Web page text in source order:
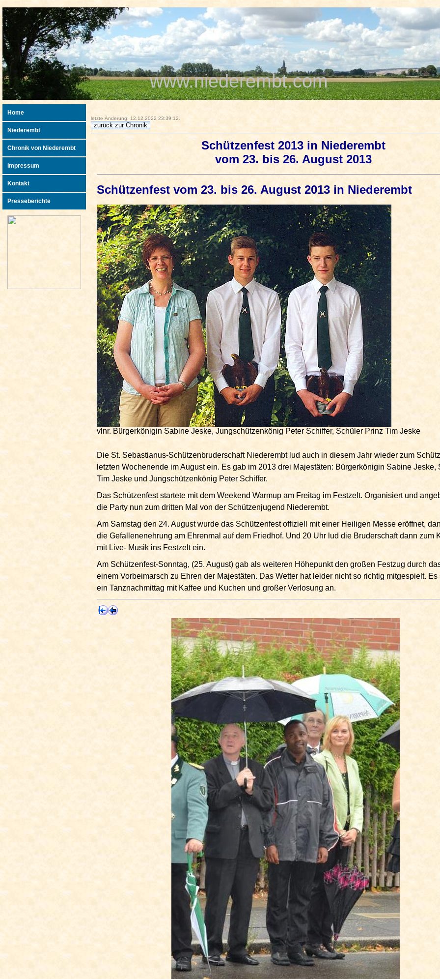
www.niederembt.com
letzte Änderung: 12.12.2022 23:39:12.
Schützenfest 2013 in Niederembt
vom 23. bis 26. August 2013
Schützenfest vom 23. bis 26. August 2013 in Niederembt
vlnr. Bürgerkönigin Sabine Jeske, Jungschützenkönig Peter Schiffer, Schüler Prinz Tim Jeske
Die St. Sebastianus-Schützenbruderschaft Niederembt lud auch in diesem Jahr wieder zum
letzten Wochenende im August ein. Es gab im 2013 drei Majestäten: Bürgerkönigin Sabine Jeske,
Tim Jeske und Jungschützenkönig Peter Schiffer.
Das Schützenfest startete mit dem Weekend Warmup am Freitag im Festzelt. Organisiert und
die Party nun zum dritten Mal von der Schützenjugend Niederembt.
Am Samstag den 24. August wurde das Schützenfest offiziell mit einer Heiligen Messe eröffnet,
die Gefallenenehrung am Ehrenmal auf dem Friedhof. Und 20 Uhr lud die Bruderschaft dann zum
mit Live- Musik ins Festzelt ein.
Am Schützenfest-Sonntag, (25. August) gab als weiteren Höhepunkt den großen Festzug durch
einem Vorbeimarsch zu Ehren der Majestäten. Das Wetter hat leider nicht so richtig mitgespielt.
ein Tanznachmittag mit Kaffee und Kuchen und großer Verlosung an.
Home
Niederembt
Chronik von Niederembt
Impressum
Kontakt
Presseberichte